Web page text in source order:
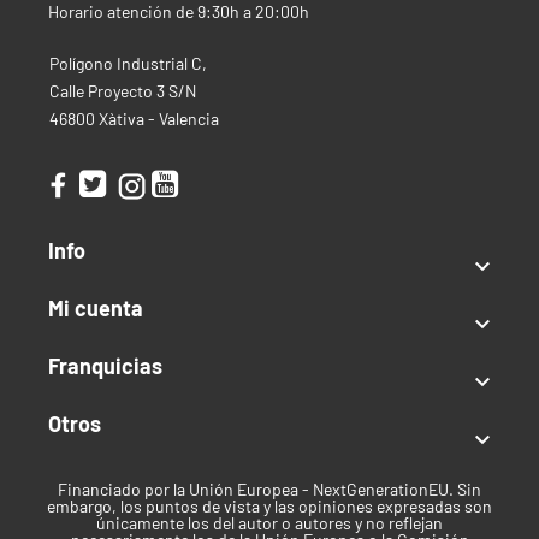
Tiempo floración:
Exterior
Producción:hasta 200‑300 g/planta (en clima cálido
Mes de Cosecha:
después de germinar
Clima:
Tipo de semilla
Autofloreciente
Uso recomendado
Horario atención de 9:30h a 20:00h
Polígono Industrial C,
Calle Proyecto 3 S/N
46800 Xàtiva - Valencia
Info

Mi cuenta

Franquicias

Otros

Financiado por la Unión Europea - NextGenerationEU. Sin
embargo, los puntos de vista y las opiniones expresadas son
únicamente los del autor o autores y no reflejan